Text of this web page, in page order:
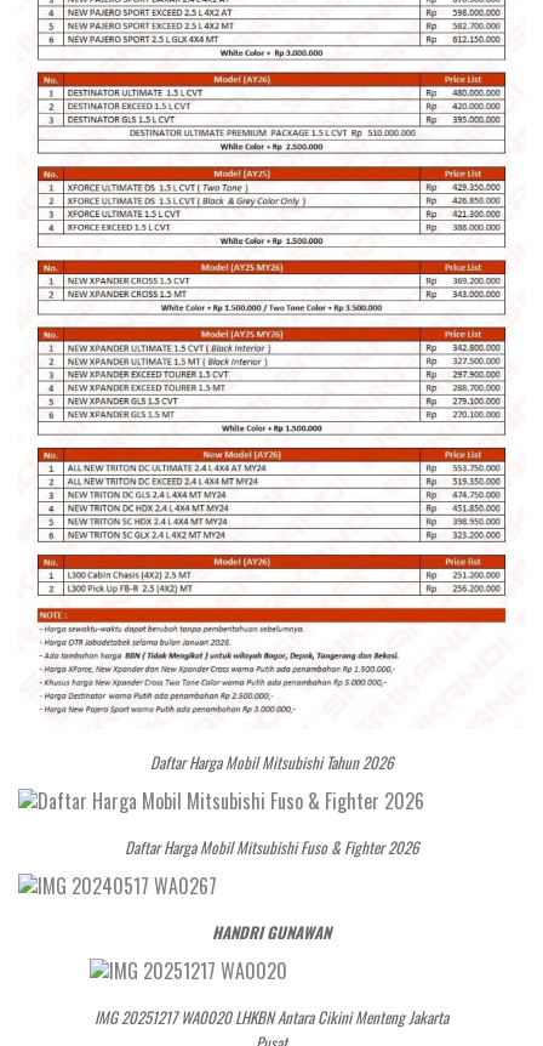
Daftar Harga Mobil Mitsubishi Tahun 2026
Daftar Harga Mobil Mitsubishi Fuso & Fighter 2026
HANDRI GUNAWAN
IMG 20251217 WA0020 LHKBN Antara Cikini Menteng Jakarta